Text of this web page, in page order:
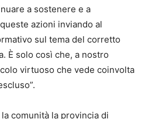
a sostenere e a
azioni inviando al
sul tema del corretto
È solo così che, a nostro
virtuoso che vede coinvolta
comunità la provincia di